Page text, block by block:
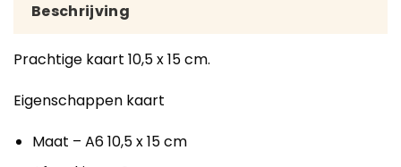
Beschrijving
Prachtige kaart 10,5 x 15 cm.
Eigenschappen kaart
Maat – A6 10,5 x 15 cm